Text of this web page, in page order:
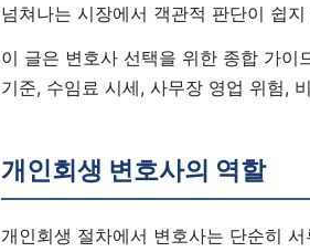
넘쳐나는 시장에서 객관적 판단이 쉽지
이 글은 변호사 선택을 위한 종합 가이
기준, 수임료 시세, 사무장 영업 위험,
개인회생 변호사의 역할
개인회생 절차에서 변호사는 단순히